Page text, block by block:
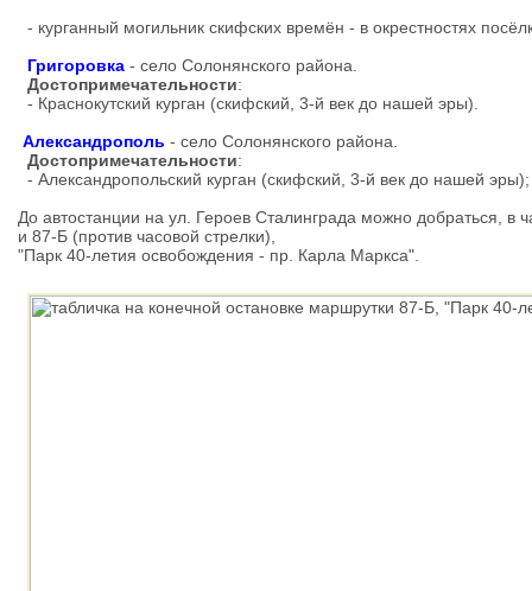
- курганный могильник скифских времён - в окрестностях
Григоровка - село Солонянского района.
Достопримечательности:
- Краснокутский курган (скифский, 3-й век до нашей эры).
Александрополь - село Солонянского района.
Достопримечательности:
- Александропольский курган (скифский, 3-й век до нашей
До автостанции на ул. Героев Сталинграда можно добраться, в
и 87-Б (против часовой стрелки),
"Парк 40-летия освобождения - пр. Карла Маркса".